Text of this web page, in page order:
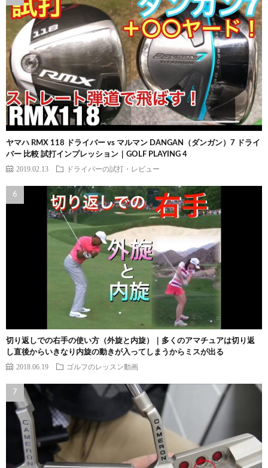
ヤマハ RMX 118 ドライバー vs マルマン DANGAN（ダンガン）7 ドライ
バー 比較 試打インプレッション｜GOLF PLAYING 4
2019.02.13 ドライバーの試打・レビュー
切り返しでの右手の使い方（外旋と内旋）｜多くのアマチュアは切り返
し直後からいきなり内旋の動きが入ってしまうからミスが出る
2018.06.19 ゴルフのレッスン動画